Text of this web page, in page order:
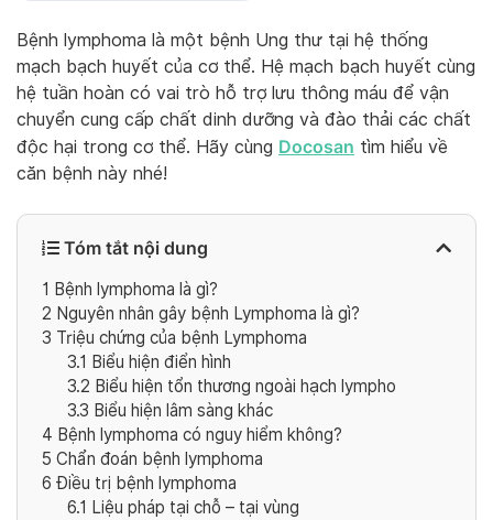
Bệnh lymphoma là một bệnh Ung thư tại hệ thống
mạch bạch huyết của cơ thể. Hệ mạch bạch huyết cùng
hệ tuần hoàn có vai trò hỗ trợ lưu thông máu để vận
chuyển cung cấp chất dinh dưỡng và đào thải các chất
độc hại trong cơ thể. Hãy cùng Docosan tìm hiểu về
căn bệnh này nhé!
Tóm tắt nội dung
1 Bệnh lymphoma là gì?
2 Nguyên nhân gây bệnh Lymphoma là gì?
3 Triệu chứng của bệnh Lymphoma
3.1 Biểu hiện điển hình
3.2 Biểu hiện tổn thương ngoài hạch lympho
3.3 Biểu hiện lâm sàng khác
4 Bệnh lymphoma có nguy hiểm không?
5 Chẩn đoán bệnh lymphoma
6 Điều trị bệnh lymphoma
6.1 Liệu pháp tại chỗ – tại vùng